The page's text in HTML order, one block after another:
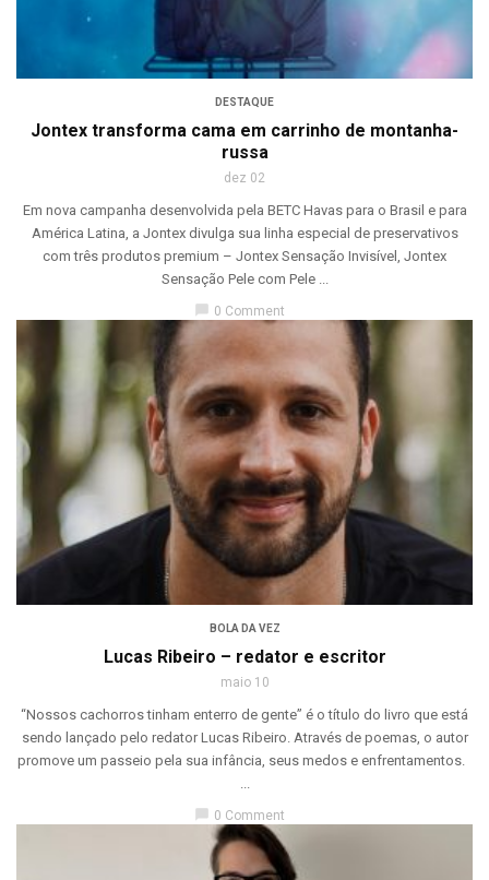
DESTAQUE
Jontex transforma cama em carrinho de montanha-
russa
dez 02
Em nova campanha desenvolvida pela BETC Havas para o Brasil e para
América Latina, a Jontex divulga sua linha especial de preservativos
com três produtos premium – Jontex Sensação Invisível, Jontex
Sensação Pele com Pele ...
0 Comment
BOLA DA VEZ
Lucas Ribeiro – redator e escritor
maio 10
“Nossos cachorros tinham enterro de gente” é o título do livro que está
sendo lançado pelo redator Lucas Ribeiro. Através de poemas, o autor
promove um passeio pela sua infância, seus medos e enfrentamentos.
...
chat_bubble 0 Comment